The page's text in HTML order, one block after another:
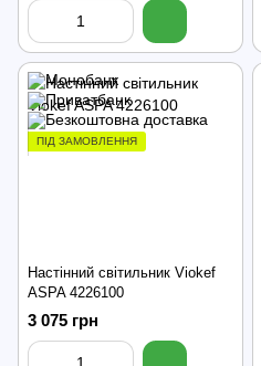
ПІД ЗАМОВЛЕННЯ
Настінний світильник Viokef
ASPA 4226100
3 075 грн